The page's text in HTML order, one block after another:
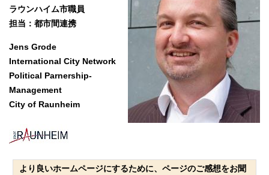
ラウンハイム市職員
担当：都市間連携
Jens Grode
International City Network
Political Parnership-
Management
City of Raunheim
より良いホームページにするために、ページのご感想をお聞